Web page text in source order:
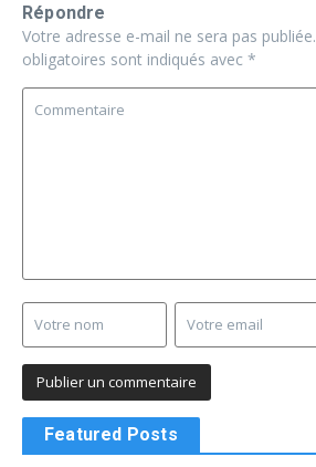
Répondre
Votre adresse e-mail ne sera pas publiée.
obligatoires sont indiqués avec *
Featured Posts